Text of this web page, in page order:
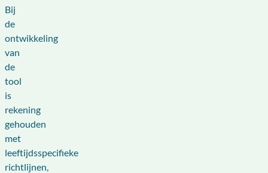
Bij
de
ontwikkeling
van
de
tool
is
rekening
gehouden
met
leeftijdsspecifieke
richtlijnen,